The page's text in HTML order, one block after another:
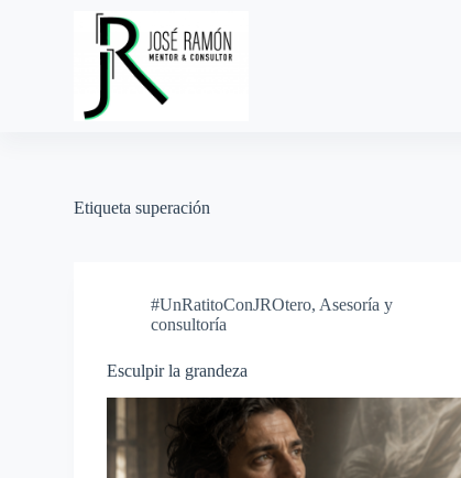
Etiqueta superación
#UnRatitoConJROtero, Asesoría y
consultoría
Esculpir la grandeza